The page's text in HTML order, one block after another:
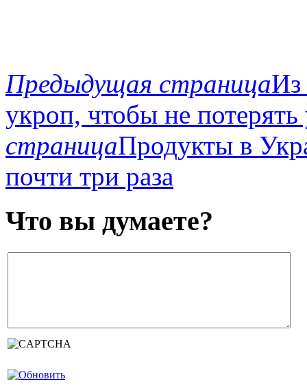
Предыдущая страницаИз
укроп, чтобы не
страницаПродукты в
почти три раза
Что вы думаете?